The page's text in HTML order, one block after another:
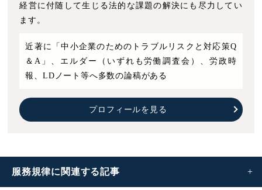
服務規律に 関連する記事
経営に付随して生じる法的な課題の解決にも尽力してい
ます。
近著に「中小企業のためのトラブルリスクと対応策Q
＆A」、エルダー（いずれも労働調査会）、労政時
報、LDノート等へ多数の論稿がある
プロフィールを見る